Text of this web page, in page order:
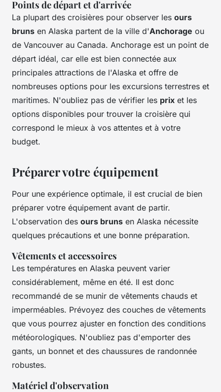
Points de départ et d'arrivée
La plupart des croisières pour observer les ours
bruns en Alaska partent de la ville d'Anchorage ou
de Vancouver au Canada. Anchorage est un point de
départ idéal, car elle est bien connectée aux
principales attractions de l'Alaska et offre de
nombreuses options pour les excursions terrestres et
maritimes. N'oubliez pas de vérifier les prix et les
options disponibles pour trouver la croisière qui
correspond le mieux à vos attentes et à votre
budget.
Préparer votre équipement
Pour une expérience optimale, il est crucial de bien
préparer votre équipement avant de partir.
L'observation des ours bruns en Alaska nécessite
quelques précautions et une bonne préparation.
Vêtements et accessoires
Les températures en Alaska peuvent varier
considérablement, même en été. Il est donc
recommandé de se munir de vêtements chauds et
imperméables. Prévoyez des couches de vêtements
que vous pourrez ajuster en fonction des conditions
météorologiques. N'oubliez pas d'emporter des
gants, un bonnet et des chaussures de randonnée
robustes.
Matériel d'observation